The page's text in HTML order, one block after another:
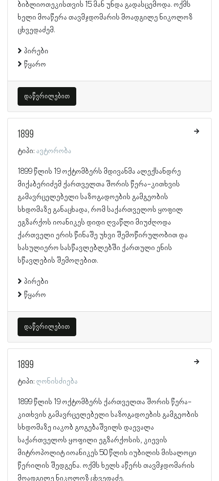
ბიბლიოთეკისთვის 15 მან უნდა გადასცემოდა. ოქმს
ხელი მოაწერა თავმჯდომარის მოადგილე ნიკოლოზ
ცხვედაძემ.
პირები
წყარო
დაწვრილებით
1899
ტიპი: ავტორობა
1899 წლის 19 ოქტომბერს მდივანმა ალექსანდრე
მიქაბერიძემ ქართველთა შორის წერა-კითხვის
გამავრცელებელი საზოგადოების გამგეობის
სხდომაზე განაცხადა, რომ საქართველოს ყოფილ
ეგზარქოს იოანიკეს დიდი ღვაწლი მიუძღოდა
ქართველი ერის წინაშე უხვი შემოწირულობით და
სასულიერო სასწავლებლებში ქართული ენის
სწავლების შემოღებით.
პირები
წყარო
დაწვრილებით
1899
ტიპი: ღონისძიება
1899 წლის 19 ოქტომბერს ქართველთა შორის წერა-
კითხვის გამავრცელებელი საზოგადოების გამგეობის
სხდომაზე იაკობ გოგებაშვილს დაევალა
საქართველოს ყოფილი ეგზარქოსის, კიევის
მიტროპოლიტ იოანიკეს 50 წლის იუბილის მისალოცი
წერილის შედგენა. ოქმს ხელს აწერს თავმჯდომარის
მოადგილე ნიკოლოზ ცხვედაძე.